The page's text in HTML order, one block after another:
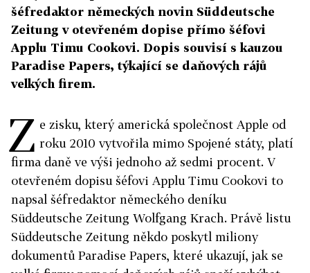
šéfredaktor německých novin Süddeutsche
Zeitung v otevřeném dopise přímo šéfovi
Applu Timu Cookovi. Dopis souvisí s kauzou
Paradise Papers, týkající se daňových rájů
velkých firem.
Z e zisku, který americká společnost Apple od
roku 2010 vytvořila mimo Spojené státy, platí
firma daně ve výši jednoho až sedmi procent. V
otevřeném dopisu šéfovi Applu Timu Cookovi to
napsal šéfredaktor německého deníku
Süddeutsche Zeitung Wolfgang Krach. Právě listu
Süddeutsche Zeitung někdo poskytl miliony
dokumentů Paradise Papers, které ukazují, jak se